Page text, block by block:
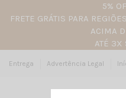
5%
FRETE GRÁTIS PARA
ACIMA
ATÉ 3X
Entrega Advertência Legal